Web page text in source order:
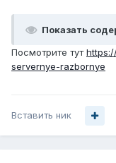
Показать
Посмотрите тут
servernye-razbornye
Вставить ник